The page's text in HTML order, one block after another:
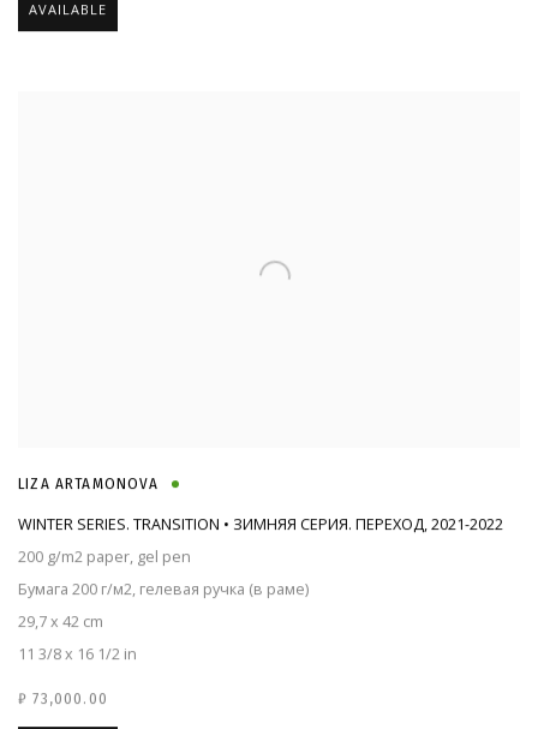
AVAILABLE
LIZA ARTAMONOVA
WINTER SERIES. TRANSITION • ЗИМНЯЯ СЕРИЯ. ПЕРЕХОД,2021-2022
200 g/m2 paper, gel pen
Бумага 200 г/м2, гелевая ручка (в раме)
29,7 x 42 cm
11 3/8 x 16 1/2 in
₽ 73,000.00